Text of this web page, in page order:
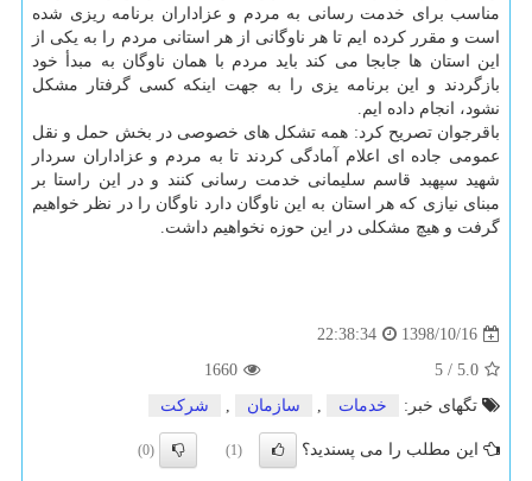
مناسب برای خدمت رسانی به مردم و عزاداران برنامه ریزی شده
است و مقرر كرده ایم تا هر ناوگانی از هر استانی مردم را به یكی از
این استان ها جابجا می كند باید مردم با همان ناوگان به مبدأ خود
بازگردند و این برنامه یزی را به جهت اینكه كسی گرفتار مشكل
نشود، انجام داده ایم.
باقرجوان تصریح كرد: همه تشكل های خصوصی در بخش حمل و نقل
عمومی جاده ای اعلام آمادگی كردند تا به مردم و عزاداران سردار
شهید سپهبد قاسم سلیمانی خدمت رسانی كنند و در این راستا بر
مبنای نیازی كه هر استان به این ناوگان دارد ناوگان را در نظر خواهیم
گرفت و هیچ مشكلی در این حوزه نخواهیم داشت.
1398/10/16
22:38:34
5.0
/
5
1660
تگهای خبر:
خدمات , سازمان , شركت
این مطلب را می پسندید؟ (1)
(0)